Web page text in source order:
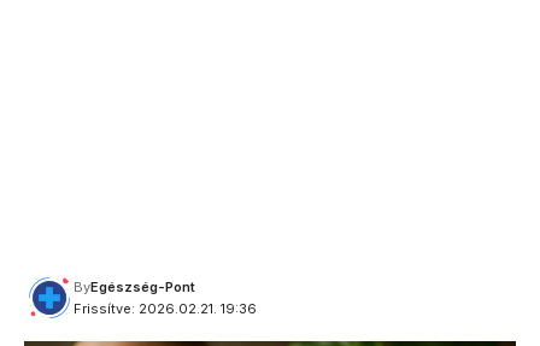
Frissítve: 2026.02.21. 19:36
ByEgészség-Pont